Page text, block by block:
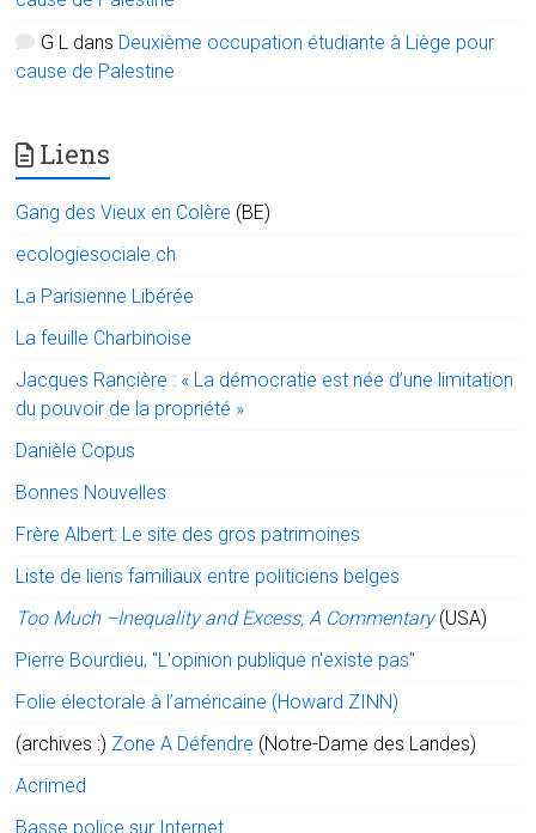
G L dans Deuxième occupation étudiante à Liège pour
cause de Palestine
Liens
Gang des Vieux en Colère (BE)
ecologiesociale.ch
La Parisienne Libérée
La feuille Charbinoise
Jacques Rancière : « La démocratie est née d’une limitation
du pouvoir de la propriété »
Danièle Copus
Bonnes Nouvelles
Frère Albert: Le site des gros patrimoines
Liste de liens familiaux entre politiciens belges
Too Much –Inequality and Excess, A Commentary (USA)
Pierre Bourdieu, "L'opinion publique n'existe pas"
Folie électorale à l’américaine (Howard ZINN)
(archives :) Zone A Défendre (Notre-Dame des Landes)
Acrimed
Basse police sur Internet